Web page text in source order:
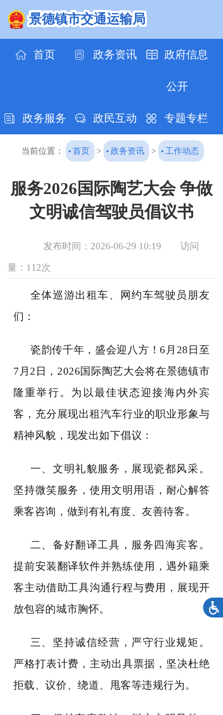
景德镇市交通运输局
首页 政务资讯 政府信息
公开
政务服务 政民互动 专题专栏
当前位置： 首页 > 政务资讯 > 工作动态
服务2026国际陶艺大会 争做
文明诚信驾驶员倡议书
发布时间：2026-06-29 10:19 访问
量： 112次
全体巡游出租车、网约车驾驶员朋友
们：
瓷韵传千年，盛会迎八方！ 6月28 日至
7月2日， 2026国际陶艺大会将在景德镇市
隆重举行。为以最佳状态迎接海内外宾
客，充分展现出租汽车行业的职业形象与
精神风貌，现发出如下倡议：
一、文明礼貌服务，展现瓷都风采。
坚持微笑服务，使用文明用语，耐心解答
乘客咨询，做到有礼有度、友善待客。
二、备好翻译工具，服务四海宾客。
提前安装翻译软件并熟练使用，遇外籍乘
客主动借助工具沟通行程与费用，展现开
放包容的城市胸怀。
三、坚持诚信经营，严守行业规矩。
严格打表计费，主动出具票据，坚决杜绝
拒载、议价、绕道、甩客等违规行为。